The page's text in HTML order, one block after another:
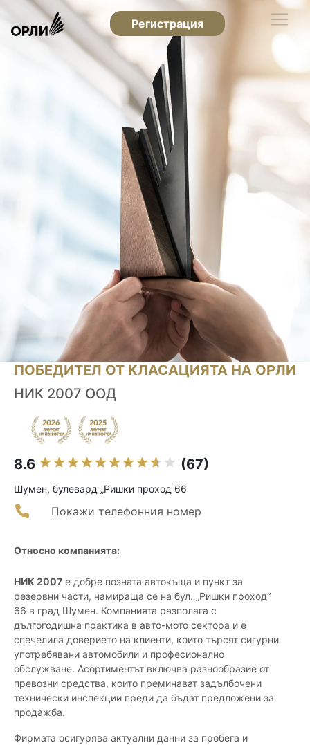
Регистрация
ПОБЕДИТЕЛ ОТ КЛАСАЦИЯТА НА ОРЛИ
НИК 2007 ООД
8.6 (67)
Шумен, булевард „Ришки проход 66
Покажи телефонния номер
Относно компанията:
НИК 2007 е добре позната автокъща и пункт за
резервни части, намираща се на бул. „Ришки проход“
66 в град Шумен. Компанията разполага с
дългогодишна практика в авто-мото сектора и е
спечелила доверието на клиенти, които търсят сигурни
употребявани автомобили и професионално
обслужване. Асортиментът включва разнообразие от
превозни средства, които преминават задълбочени
технически инспекции преди да бъдат предложени за
продажба.
Фирмата осигурява актуални данни за пробега и